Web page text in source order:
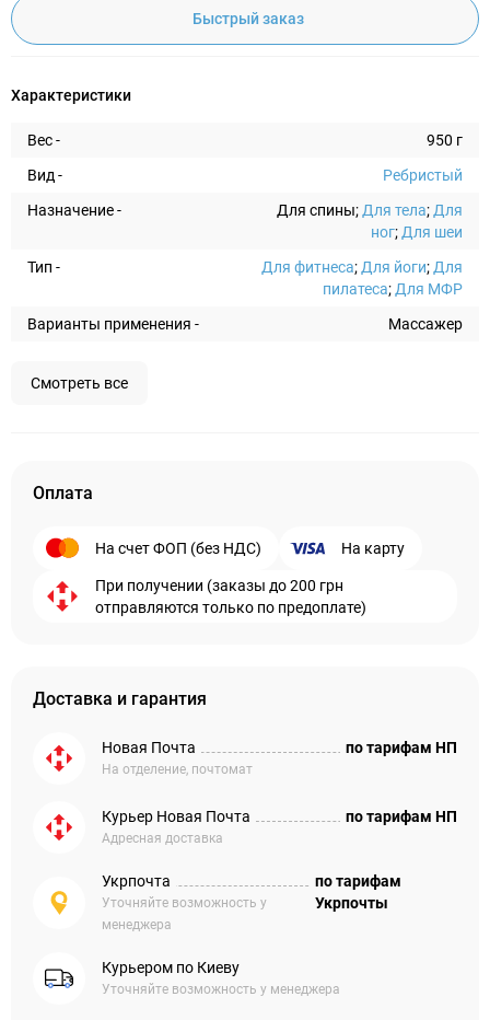
Быстрый заказ
Характеристики
Вес -
950 г
Вид -
Ребристый
Назначение -
Для спины; Для тела; Для
ног; Для шеи
Тип -
Для фитнеса; Для йоги; Для
пилатеса; Для МФР
Варианты применения -
Массажер
Смотреть все
Оплата
На счет ФОП (без НДС) На карту
При получении (заказы до 200 грн
отправляются только по предоплате)
Доставка и гарантия
Новая Почта
На отделение, почтомат
по тарифам НП
Курьер Новая Почта
Адресная доставка
по тарифам НП
Укрпочта
Уточняйте возможность у
менеджера
по тарифам
Укрпочты
Курьером по Киеву
Уточняйте возможность у менеджера